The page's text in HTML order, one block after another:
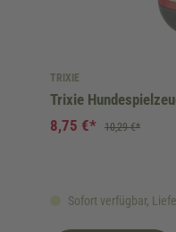
TRIXIE
Trixie
Sofort verfügbar,
8,75 €* 10,29 €*